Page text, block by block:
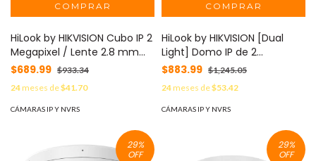
HiLook by HIKVISION Cubo IP 2
Megapixel / Lente 2.8 mm
(Gran Angular) / Audio
Bidireccional / WiFi /
Memoria Micro SD
/AcuSense / Notificacion
$689.99 $933.34
24meses de$41.70
CÁMARAS IP Y NVRS
HiLook by HIKVISION [Dual
Light] Domo IP de 2
Megapixel (1080p) / Lente
2.8 mm / 20 mts IR + 15 mts
Luz Blanca / Micrófono
Integrado / ACUSENSE Lite /
/ H.265+ / ONVIF MOD: IPC-
$883.99 $1,245.05
24meses de$53.42
CÁMARAS IP Y NVRS
29%
OFF
29%
OFF